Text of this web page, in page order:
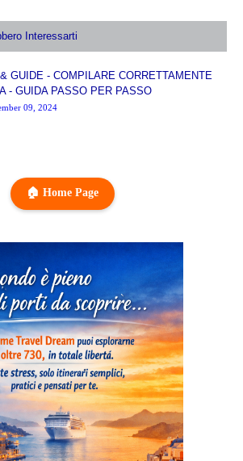
Interessarti
& GUIDE - COMPILARE CORRETTAMENTE
- GUIDA PASSO PER PASSO
09, 2024
🏠 Home Page